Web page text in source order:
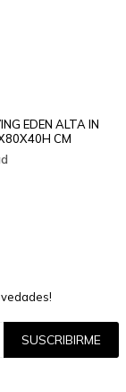
EDEN ALTA IN
CM
SUSCRIBIRME